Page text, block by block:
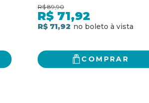
R$ 89,90
R$ 71,92
R$ 71,92
COMPRAR